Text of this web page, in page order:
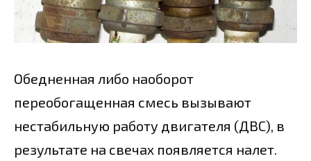
Обедненная либо наоборот
переобогащенная смесь вызывают
нестабильную работу двигателя (ДВС), в
результате на свечах появляется налет.